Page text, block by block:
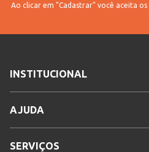
Ao clicar em "Cadastrar" você aceita os
INSTITUCIONAL
AJUDA
SERVIÇOS